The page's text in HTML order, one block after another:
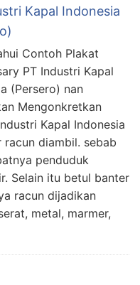
Kapal Indonesia
Contoh Plakat
PT Industri Kapal
(Persero) nan
Mengonkretkan
Kapal Indonesia
diambil. sebab
penduduk
Selain itu betul banter
racun dijadikan
metal, marmer,